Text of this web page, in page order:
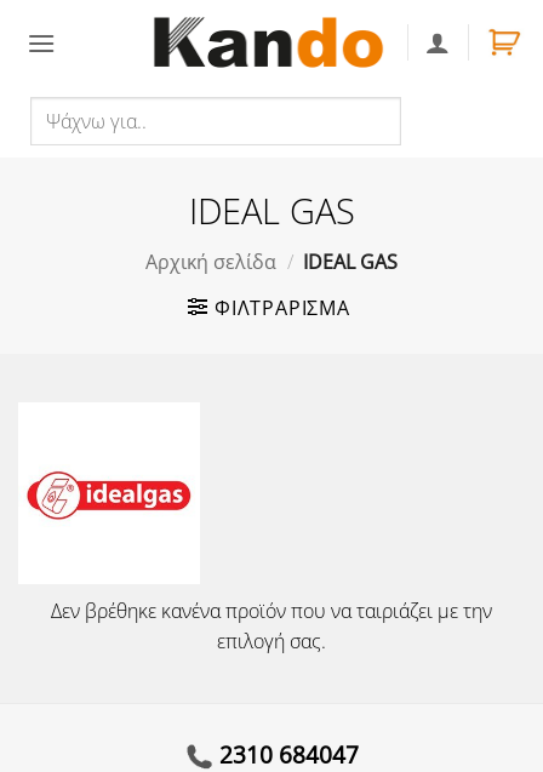
για..
IDEAL GAS
Αρχική σελίδα / IDEAL GAS
ΦΙΛΤΡΆΡΙΣΜΑ
Δεν βρέθηκε κανένα προϊόν που να ταιριάζει με την
επιλογή σας.
2310 684047